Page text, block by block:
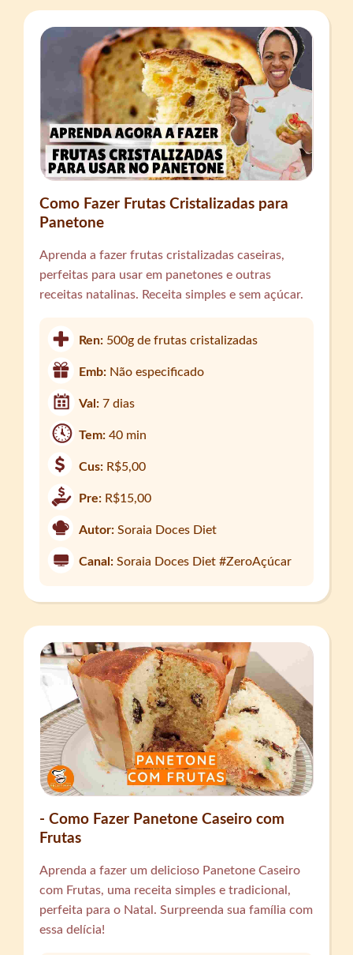
Como Fazer Frutas Cristalizadas para
Panetone
Aprenda a fazer frutas cristalizadas caseiras,
perfeitas para usar em panetones e outras
receitas natalinas. Receita simples e sem açúcar.
Ren: 500g de frutas cristalizadas
Emb: Não especificado
Val:7 dias
Tem:40 min
Cus: R$5,00
Pre: R$15,00
Autor: Soraia Doces Diet
Canal: Soraia Doces Diet #ZeroAçúcar
- Como Fazer Panetone Caseiro com
Frutas
Aprenda a fazer um delicioso Panetone Caseiro
com Frutas, uma receita simples e tradicional,
perfeita para o Natal. Surpreenda sua família com
essa delícia!